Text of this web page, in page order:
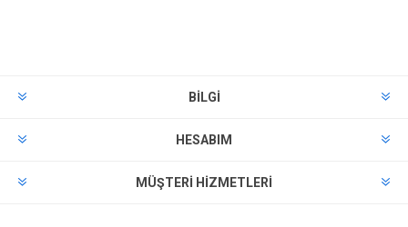
BILGI
HESABIM
MÜŞTERI HIZMETLERI